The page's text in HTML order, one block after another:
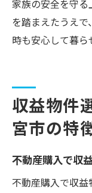
家族の安全を守
を踏まえたうえ
時も安心して暮ら
収益物件
宮市の特
不動産購入で収
不動産購入で収